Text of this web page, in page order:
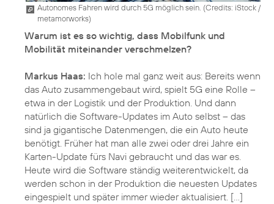
Autonomes Fahren wird durch 5G möglich sein. (Credits: iStock /
metamorworks)
Warum ist es so wichtig, dass Mobilfunk und
Mobilität miteinander verschmelzen?
Markus Haas: Ich hole mal ganz weit aus: Bereits wenn
das Auto zusammengebaut wird, spielt 5G eine Rolle –
etwa in der Logistik und der Produktion. Und dann
natürlich die Software-Updates im Auto selbst – das
sind ja gigantische Datenmengen, die ein Auto heute
benötigt. Früher hat man alle zwei oder drei Jahre ein
Karten-Update fürs Navi gebraucht und das war es.
Heute wird die Software ständig weiterentwickelt, da
werden schon in der Produktion die neuesten Updates
eingespielt und später immer wieder aktualisiert. [...]